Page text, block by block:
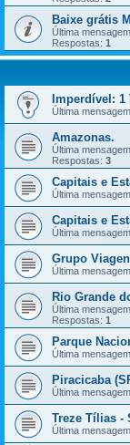
Baixe grátis
Última
Respostas: 1
Imperdível:
Última
Amazonas.
Última
Respostas: 3
Capitais e
Última
Capitais e
Última
Grupo
Última
Rio Grande
Última
Respostas: 1
Parque
Última
Piracicaba
Última
Treze Tílias -
Última